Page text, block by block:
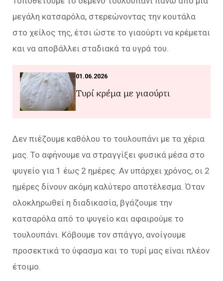
μεγάλη κατσαρόλα, στερεώνοντας την κουτάλα
στο χείλος της, έτσι ώστε το γιαούρτι να κρέμεται
και να αποβάλλει σταδιακά τα υγρά του.
01.06.2026
Τυρί κρέμα με γιαούρτι
Δεν πιέζουμε καθόλου το τουλουπάνι με τα χέρια
μας. Το αφήνουμε να στραγγίξει φυσικά μέσα στο
ψυγείο για 1 έως 2 ημέρες. Αν υπάρχει χρόνος, οι 2
ημέρες δίνουν ακόμη καλύτερο αποτέλεσμα. Όταν
ολοκληρωθεί η διαδικασία, βγάζουμε την
κατσαρόλα από το ψυγείο και αφαιρούμε το
τουλουπάνι. Κόβουμε τον σπάγγο, ανοίγουμε
προσεκτικά το ύφασμα και το τυρί μας είναι πλέον
έτοιμο.